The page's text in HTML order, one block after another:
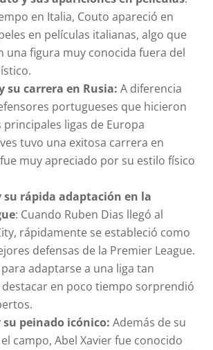
en Italia, Couto apareció en
en películas italianas, algo que
una figura muy conocida fuera del
su carrera en Rusia: A diferencia
portugueses que hicieron
principales ligas de Europa
tuvo una exitosa carrera en
muy apreciado por su estilo físico
su rápida adaptación en la
: Cuando Ruben Dias llegó al
rápidamente se estableció como
defensas de la Premier League.
adaptarse a una liga tan
en poco tiempo sorprendió
su peinado icónico: Además de su
campo, Abel Xavier fue conocido